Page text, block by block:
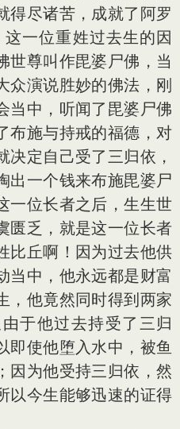
得尽诸苦，成就了阿罗
一位重姓过去生的因
世尊叫作毘婆尸佛，当
众演说胜妙的佛法，刚
当中，听闻了毘婆尸佛
布施与持戒的福德，对
决定自己受了三归依，
出一个钱来布施毘婆尸
一位长者之后，生生世
匮乏，就是这一位长者
比丘啊！因为过去他供
当中，他永远都是财富
，他竟然同时得到两家
于他过去持受了三归
即使他堕入水中，被鱼
因为他受持三归依，然
以今生能够迅速的证得